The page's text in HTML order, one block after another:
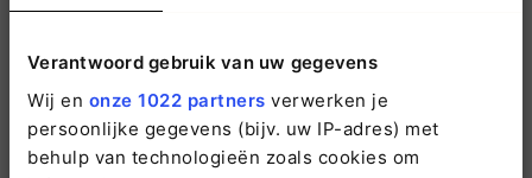
Verantwoord gebruik van uw gegevens
Wij en onze 1022 partners verwerken je
persoonlijke gegevens (bijv. uw IP-adres) met
behulp van technologieën zoals cookies om
Adresgegevens:
Lokaal telefoonnummer:
0548-611660